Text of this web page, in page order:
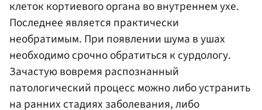
клеток кортиевого органа во внутреннем ухе.
Последнее является практически
необратимым. При появлении шума в ушах
необходимо срочно обратиться к сурдологу.
Зачастую вовремя распознанный
патологический процесс можно либо устранить
на ранних стадиях заболевания, либо